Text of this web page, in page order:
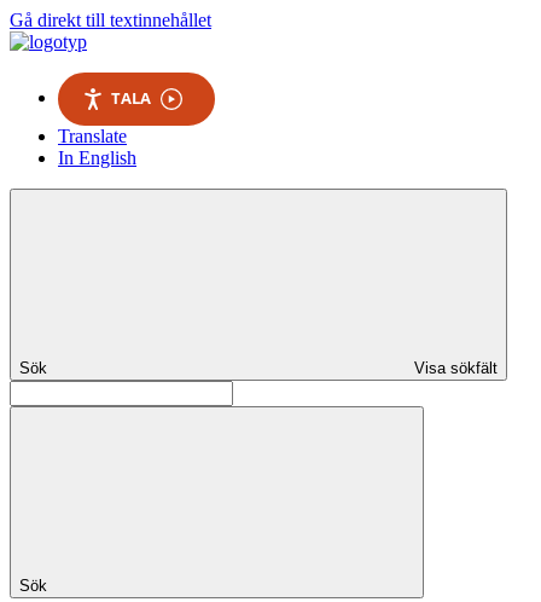
Gå direkt till textinnehållet
TALA
Translate
In English
Sök Visa sökfält
Sök